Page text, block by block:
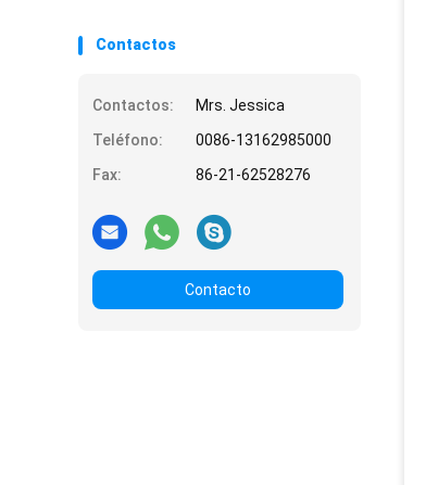
Contactos
Contactos:
Mrs. Jessica
Teléfono:
0086-13162985000
Fax:
86-21-62528276
Contacto